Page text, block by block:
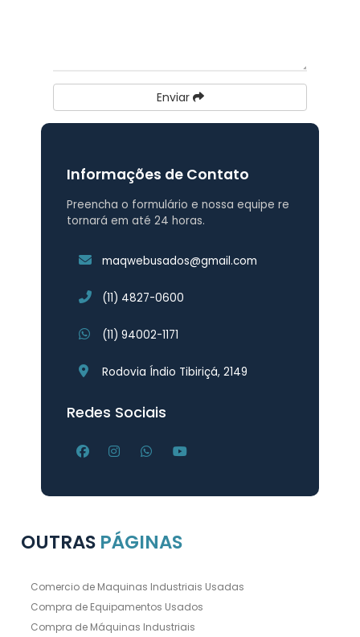
Informações de Contato
Preencha o formulário e nossa equipe re
tornará em até 24 horas.
maqwebusados@gmail.com
(11) 4827-0600
(11) 94002-1171
Rodovia Índio Tibiriçá, 2149
Redes Sociais
Enviar
OUTRAS PÁGINAS
Comercio de Maquinas Industriais Usadas
Compra de Equipamentos Usados
Compra de Máquinas Industriais